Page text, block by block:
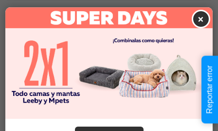
Descripción
Cantidad:
- +
$3.490
En Stock
Añadir al carrito
×
Reportar error